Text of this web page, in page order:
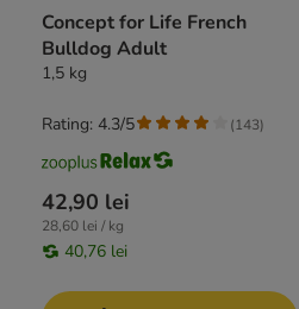
Concept for Life French
Bulldog Adult
1,5 kg
42,90 lei
28,60 lei / kg
40,76 lei
Rating: 4.3/5 (143)